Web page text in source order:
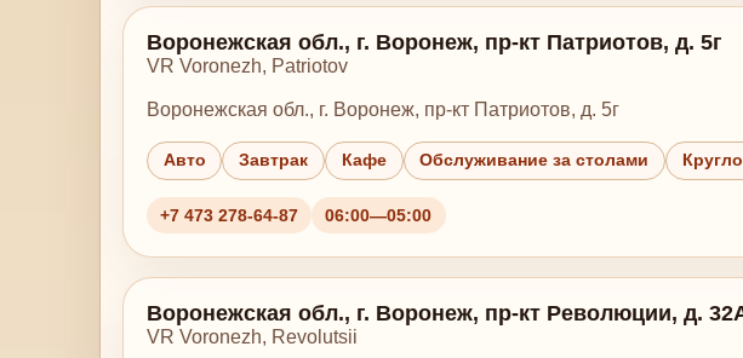
Воронежская обл., г. Воронеж, пр-кт Патриотов, д. 5г
VR Voronezh, Patriotov
Воронежская обл., г. Воронеж, пр-кт Патриотов, д. 5г
Авто Завтрак Кафе Обслуживание за столами
+7 473 278-64-87 06:00—05:00
Воронежская обл., г. Воронеж, пр-кт Революции, д.
VR Voronezh, Revolutsii